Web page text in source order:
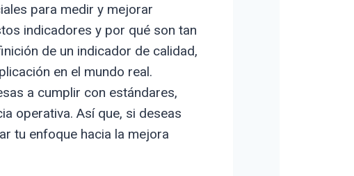
para medir y mejorar
indicadores y por qué son tan
de un indicador de calidad,
en el mundo real.
a cumplir con estándares,
operativa. Así que, si deseas
tu enfoque hacia la mejora